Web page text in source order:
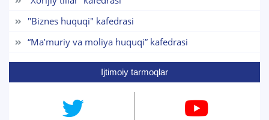
"Biznes huquqi" kafedrasi
“Maʼmuriy va moliya huquqi” kafedrasi
Ijtimoiy tarmoqlar